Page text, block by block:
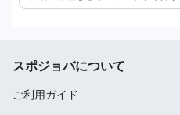
スポジョバについて
ご利用ガイド